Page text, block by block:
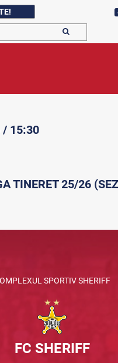
/ 15:30
TINERET 25/26
SPORTIV SHERIFF
FC SHERIFF